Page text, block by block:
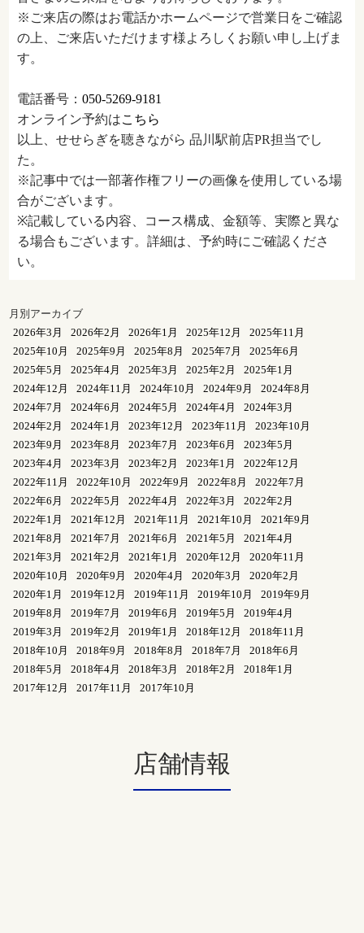
※ご来店の際はお電話かホームページで営業日をご確認
の上、ご来店いただけます様よろしくお願い申し上げま
す。
電話番号：050-5269-9181
オンライン予約はこちら
以上、せせらぎを聴きながら 品川駅前店PR担当でし
た。
※記事中では一部著作権フリーの画像を使用している場
合がございます。
※記載している内容、コース構成、金額等、実際と異な
る場合もございます。詳細は、予約時にご確認くださ
い。
月別アーカイブ
2026年3月
2026年2月 2026年1月 2025年12月
2025年11月
2025年10月
2025年9月 2025年8月 2025年7月
2025年6月
2025年5月
2025年4月 2025年3月 2025年2月
2025年1月
2024年12月
2024年11月 2024年10月 2024年9月
2024年8月
2024年7月
2024年6月 2024年5月 2024年4月
2024年3月
2024年2月
2024年1月 2023年12月 2023年11月
2023年10月
2023年9月
2023年8月 2023年7月 2023年6月
2023年5月
2023年4月
2023年3月 2023年2月 2023年1月
2022年12月
2022年11月
2022年10月 2022年9月 2022年8月
2022年7月
2022年6月
2022年5月 2022年4月 2022年3月
2022年2月
2022年1月
2021年12月 2021年11月 2021年10月
2021年9月
2021年8月
2021年7月 2021年6月 2021年5月
2021年4月
2021年3月
2021年2月 2021年1月 2020年12月
2020年11月
2020年10月
2020年9月 2020年4月 2020年3月
2020年2月
2020年1月
2019年12月 2019年11月 2019年10月
2019年9月
2019年8月
2019年7月 2019年6月 2019年5月
2019年4月
2019年3月
2019年2月 2019年1月 2018年12月
2018年11月
2018年10月
2018年9月 2018年8月 2018年7月
2018年6月
2018年5月
2018年4月 2018年3月 2018年2月
2018年1月
2017年12月
2017年11月 2017年10月
店舗情報